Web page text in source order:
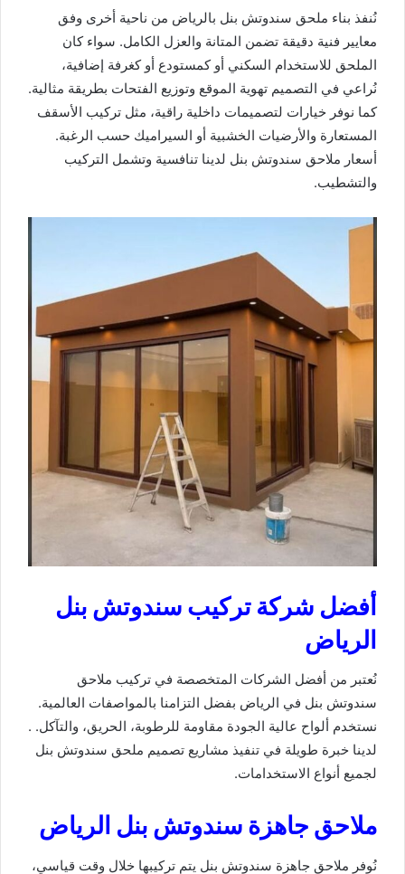
نُنفذ بناء ملحق سندوتش بنل بالرياض من ناحية أخرى وفق
معايير فنية دقيقة تضمن المتانة والعزل الكامل. سواء كان
الملحق للاستخدام السكني أو كمستودع أو كغرفة إضافية،
نُراعي في التصميم تهوية الموقع وتوزيع الفتحات بطريقة مثالية.
كما نوفر خيارات لتصميمات داخلية راقية، مثل تركيب الأسقف
المستعارة والأرضيات الخشبية أو السيراميك حسب الرغبة.
أسعار ملاحق سندوتش بنل لدينا تنافسية وتشمل التركيب
والتشطيب.
أفضل شركة تركيب سندوتش بنل
الرياض
نُعتبر من أفضل الشركات المتخصصة في تركيب ملاحق
سندوتش بنل في الرياض بفضل التزامنا بالمواصفات العالمية.
نستخدم ألواح عالية الجودة مقاومة للرطوبة، الحريق، والتآكل. .
لدينا خبرة طويلة في تنفيذ مشاريع تصميم ملحق سندوتش بنل
لجميع أنواع الاستخدامات.
ملاحق جاهزة سندوتش بنل الرياض
نُوفر ملاحق جاهزة سندوتش بنل يتم تركيبها خلال وقت قياسي،